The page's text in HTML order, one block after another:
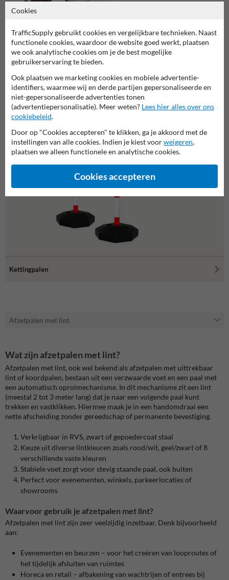
Wegenverf wit - blik á 6 KG - wit
Of zocht je dit?
Kettingpalen
Afzetpalen met lint
Wat zijn afzetpalen met lint?
Afzetpalen met lint, ook wel bekend als afzetpalen met uittrekbaar
lint of koordpalen, bestaan uit een verzwaarde voet en een paal met
een automatisch oprolmechanisme. In dit mechanisme zit een lint
(meestal 2 tot 3 meter lang) dat je naar een volgende paal kunt
trekken en vastklikken. Hiermee maak je in een handomdraai een
nette afscheiding zonder gereedschap of permanente bevestiging.
Verkrijgbaar in RVS, zwart of gepoedercoat staal
Keuze uit diverse lintkleuren zoals rood/wit, geel/zwart of 8
verschillende vaste kleuren
Stabiele voet zorgt voor stevig staande paal, ook buiten
Perfect voor evenementen, winkels, parkeerlocaties of
showrooms
Waarvoor gebruik je afzetpalen met lint?
Afzetpalen met lint zijn zeer veelzijdig inzetbaar. Denk bijvoorbeeld
aan:
Evenementen en beurzen – voor het creëren van looproutes of
het tijdelijk afsluiten van ruimtes
Horeca en retail – afbakening van wachtrijen of entrees bij
Cookies
TrafficSupply gebruikt cookies en vergelijkbare technieken. Naast
functionele cookies, waardoor de website goed werkt, plaatsen
we ook analytische cookies om je de best mogelijke
gebruikerservaring te bieden.
Ook plaatsen we marketing cookies en mobiele advertentie-
identifiers, waarmee wij en derde partijen gepersonaliseerde en
niet-gepersonaliseerde advertenties tonen
(advertentiepersonalisatie). Meer weten? Lees hier alles over ons
cookiebeleid.
Door op "Cookies accepteren" te klikken, ga je akkoord met de
instellingen van alle cookies. Indien je kiest voorweigeren,
plaatsen we alleen functionele en analytische cookies.
Cookies accepteren